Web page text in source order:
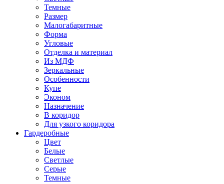
Темные
Размер
Малогабаритные
Форма
Угловые
Отделка и материал
Из МДФ
Зеркальные
Особенности
Купе
Эконом
Назначение
В коридор
Для узкого коридора
Гардеробные
Цвет
Белые
Светлые
Серые
Темные